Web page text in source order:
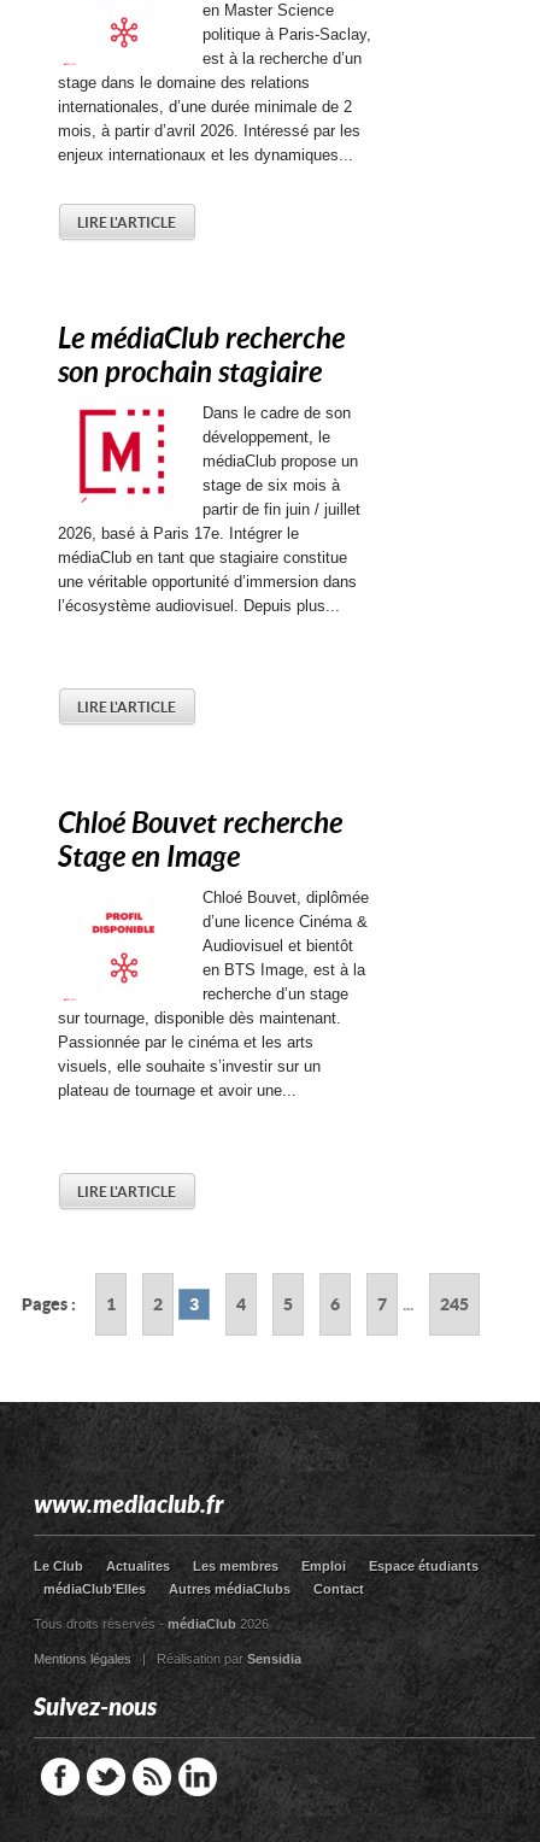
en Master Science
politique à Paris-Saclay,
est à la recherche d’un
stage dans le domaine des relations
internationales, d’une durée minimale de 2
mois, à partir d’avril 2026. Intéressé par les
enjeux internationaux et les dynamiques...
LIRE L'ARTICLE
Le médiaClub recherche
son prochain stagiaire
Dans le cadre de son
développement, le
médiaClub propose un
stage de six mois à
partir de fin juin / juillet
2026, basé à Paris 17e. Intégrer le
médiaClub en tant que stagiaire constitue
une véritable opportunité d’immersion dans
l’écosystème audiovisuel. Depuis plus...
LIRE L'ARTICLE
Chloé Bouvet recherche
Stage en Image
Chloé Bouvet, diplômée
d’une licence Cinéma &
Audiovisuel et bientôt
en BTS Image, est à la
recherche d’un stage
sur tournage, disponible dès maintenant.
Passionnée par le cinéma et les arts
visuels, elle souhaite s’investir sur un
plateau de tournage et avoir une...
LIRE L'ARTICLE
Pages : 1 2 3 4 5 6 7 ... 245
www.mediaclub.fr
Le Club Actualites Les membres Emploi
Espace étudiants
médiaClub’Elles
Autres médiaClubs Contact
Tous droits réservés -médiaClub 2026
Mentions légales| Réalisation parSensidia
Suivez-nous